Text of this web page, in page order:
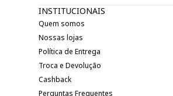
INSTITUCIONAIS
Quem somos
Nossas lojas
Política de Entrega
Troca e Devolução
Cashback
Perguntas Frequentes